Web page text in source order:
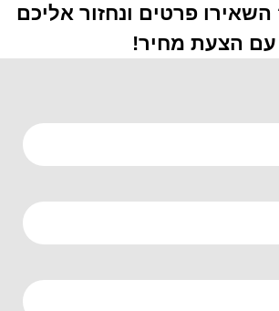
פרטים ונחזור אליכם
עם הצעת מחיר!